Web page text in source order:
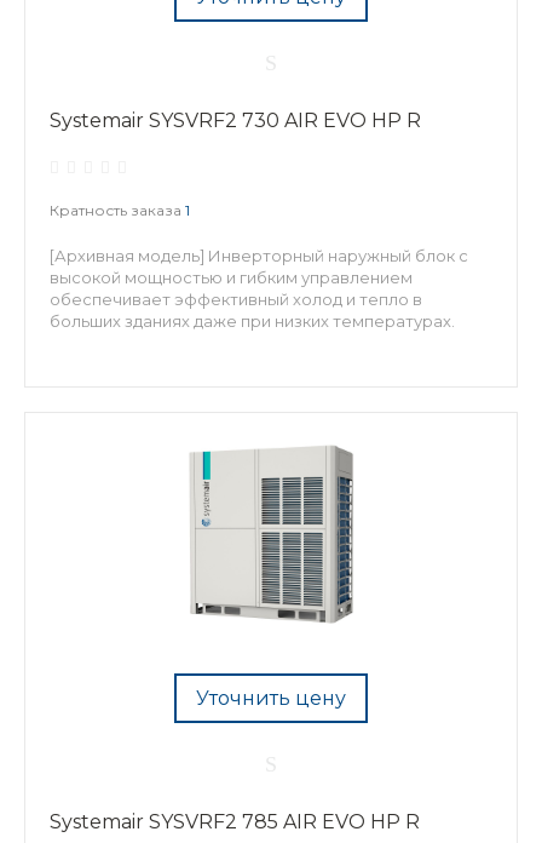
Systemair SYSVRF2 730 AIR EVO HP R
Кратность заказа 1
[Архивная модель] Инверторный наружный блок с
высокой мощностью и гибким управлением
обеспечивает эффективный холод и тепло в
больших зданиях даже при низких температурах.
Уточнить цену
Systemair SYSVRF2 785 AIR EVO HP R